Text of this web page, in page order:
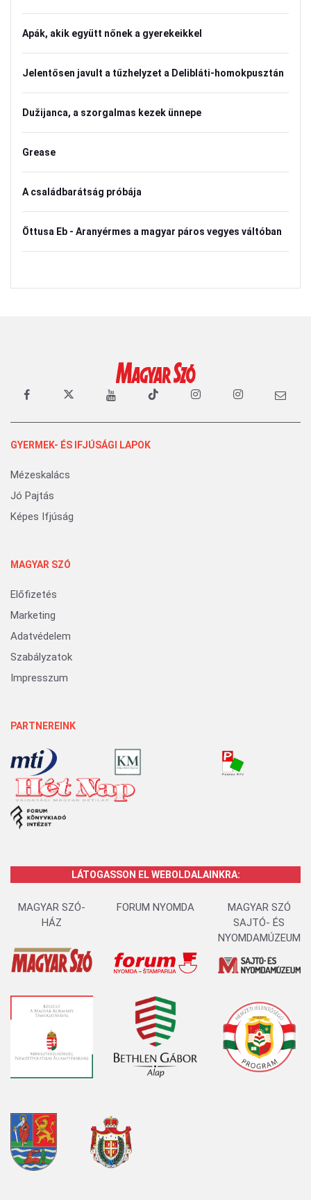
Apák, akik együtt nőnek a gyerekeikkel
Jelentősen javult a tűzhelyzet a Delibláti-homokpusztán
Dužijanca, a szorgalmas kezek ünnepe
Grease
A családbarátság próbája
Öttusa Eb - Aranyérmes a magyar páros vegyes váltóban
GYERMEK- ÉS IFJÚSÁGI LAPOK
Mézeskalács
Jó Pajtás
Képes Ifjúság
MAGYAR SZÓ
Előfizetés
Marketing
Adatvédelem
Szabályzatok
Impresszum
PARTNEREINK
LÁTOGASSON EL WEBOLDALAINKRA:
MAGYAR SZÓ-
HÁZ
FORUM NYOMDA
MAGYAR SZÓ
SAJTÓ- ÉS
NYOMDAMÚZEUM